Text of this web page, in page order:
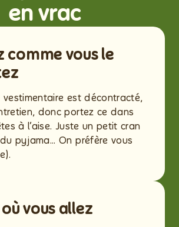
en vrac
comme vous le
est décontracté,
donc portez ce dans
à l’aise. Juste un petit cran
pyjama... On préfère vous
vous allez